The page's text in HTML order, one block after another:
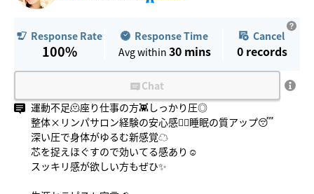
Response Rate
100%
Response Time
Avg within 30 mins
Cancel
0 records
Chat
運動不足🫠座り仕事の方👾しっかり圧◎
整体×リンパサロン経験の安心感💆‍♀️睡眠の質アップ😴
深い圧で身体がゆるむ新感覚︎︎☁
芯を捉えほぐすので効いてる感あり☺️
スッキリ感が欲しい方もぜひ✨